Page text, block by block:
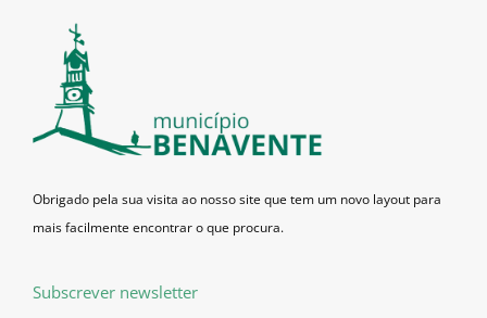
Obrigado pela sua visita ao nosso site que tem um novo layout para
mais facilmente encontrar o que procura.
Subscrever newsletter